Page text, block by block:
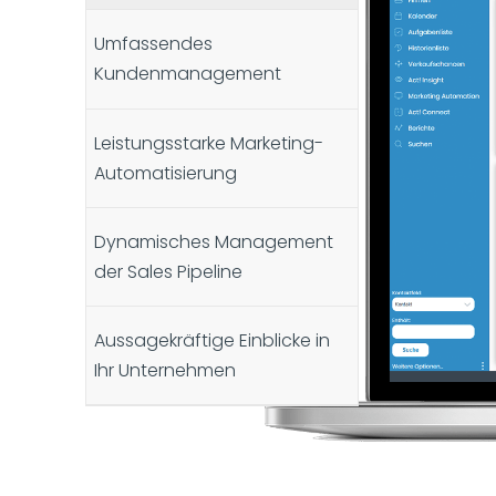
Umfassendes
Kundenmanagement
Leistungsstarke Marketing-
Automatisierung
Dynamisches Management
der Sales Pipeline
Aussagekräftige Einblicke in
Ihr Unternehmen